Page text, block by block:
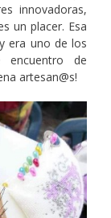
innovadoras,
un placer. Esa
era uno de los
encuentro de
artesan@s!